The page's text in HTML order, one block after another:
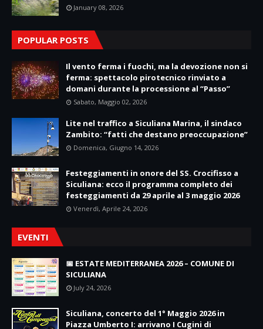
January 08, 2026
POPULAR POSTS
Il vento ferma i fuochi, ma la devozione non si
ferma: spettacolo pirotecnico rinviato a
domani durante la processione al “Passo”
Sabato, Maggio 02, 2026
Lite nel traffico a Siculiana Marina, il sindaco
Zambito: “fatti che destano preoccupazione”
Domenica, Giugno 14, 2026
Festeggiamenti in onore del SS. Crocifisso a
Siculiana: ecco il programma completo dei
festeggiamenti da 29 aprile al 3 maggio 2026
Venerdì, Aprile 24, 2026
EVENTI
📅 ESTATE MEDITERRANEA 2026 – COMUNE DI
SICULIANA
July 24, 2026
Siculiana, concerto del 1° Maggio 2026 in
Piazza Umberto I: arrivano I Cugini di